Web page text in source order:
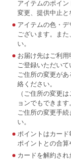
アイテムのポイン
変更、提供中止と
アイテムの色・
ございます。ま
い。
お届け先はご利
ご登録いただい
ご住所の変更が
絡ください。
（ご住所の変更
ョンでもできます
ご住所の変更手
い。
ポイントはカー
ポイントとの合算
カードを解約さ